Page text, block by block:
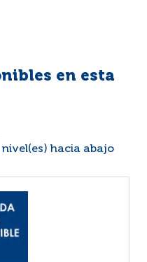
en esta
nivel(es) hacia abajo